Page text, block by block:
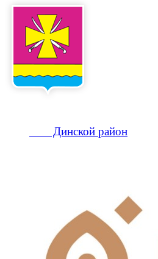
Динской район